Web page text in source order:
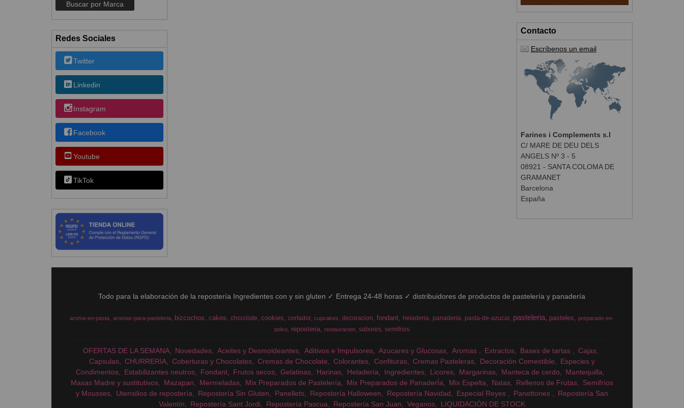
Redes Sociales
Twitter
Linkedin
Instagram
Facebook
Youtube
TikTok
Contacto
Escríbenos un email
Farines i Complements s.l
C/ MARE DE DEU DELS
ANGELS Nº 3 - 5
08921 - SANTA COLOMA DE
GRAMANET
Barcelona
España
Todo para la elaboración de la repostería Ingredientes con y sin gluten ✓ Entrega 24-48 horas ✓ distribuidores de productos de pastelería y panadería
aroma-en-pasta aromas-para-pasteleria bizcochos cakes chocolate cookies cortador cupcakes decoracion fondant heladeria panaderia pasta-de-azucar pasteleria pasteles
preparado-en-
polvo
reposteria restauracion sabores semifrios
OFERTAS DE LA SEMANA Novedades Aceites y Desmoldeantes Aditivos e Impulsores Azucares y Glucosas Aromas Extractos Bases de tartas
Cajas
Capsulas
CHURRERIA Coberturas y Chocolates Cremas de Chocolate Colorantes Confituras Cremas Pasteleras Decoración Comestible
Especies y
Condimentos
Estabilizantes neutros Fondant Frutos secos Gelatinas Harinas Heladería Ingredientes Licores Margarinas Manteca de cerdo
Mantequilla
Masas Madre y sustitutivos
Mazapan Mermeladas Mix Preparados de Pastelería Mix Preparados de PanaderÍa Mix Espelta Natas Rellenos de Frutas
Semifríos
y Mousses
Utensilios de repostería Repostería Sin Gluten Panellets Repostería Halloween Repostería Navidad Especial Reyes Panettones
Repostería San
Valentín
Repostería Sant Jordi Repostería Pascua Repostería San Juan Veganos LIQUIDACIÓN DE STOCK